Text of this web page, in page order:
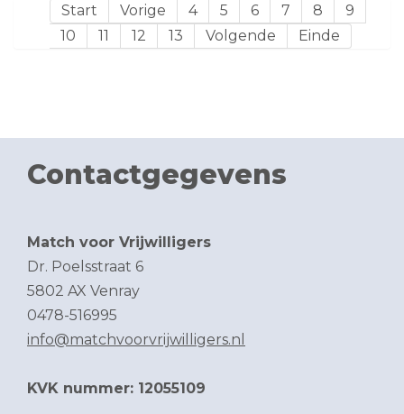
Start Vorige 4 5 6 7 8
9
10
11 12 13 Volgende Einde
Contactgegevens
Match voor Vrijwilligers
Dr. Poelsstraat 6
5802 AX Venray
0478-516995
info@matchvoorvrijwilligers.nl
KVK nummer: 12055109